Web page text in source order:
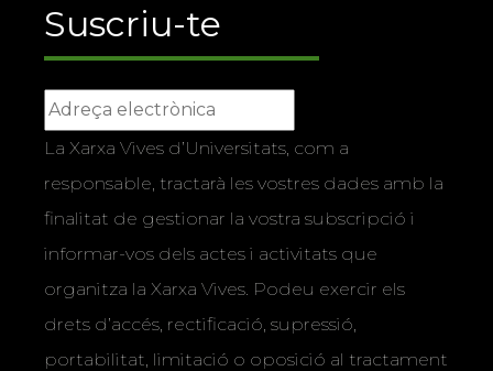
Suscriu-te
La Xarxa Vives d’Universitats, com a
responsable, tractarà les vostres dades amb la
finalitat de gestionar la vostra subscripció i
informar-vos dels actes i activitats que
organitza la Xarxa Vives. Podeu exercir els
drets d’accés, rectificació, supressió,
portabilitat, limitació o oposició al tractament